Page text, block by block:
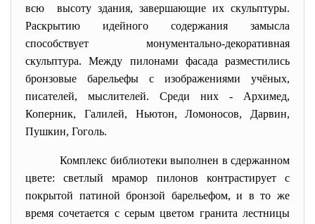
всю высоту здания, завершающие их скульптуры.
Раскрытию идейного содержания замысла
способствует монументально-декоративная
скульптура. Между пилонами фасада разместились
бронзовые барельефы с изображениями учёных,
писателей, мыслителей. Среди них - Архимед,
Коперник, Галилей, Ньютон, Ломоносов, Дарвин,
Пушкин, Гоголь.
Комплекс библиотеки выполнен в сдержанном
цвете: светлый мрамор пилонов контрастирует с
покрытой патиной бронзой барельефом, и в то же
время сочетается с серым цветом гранита лестницы